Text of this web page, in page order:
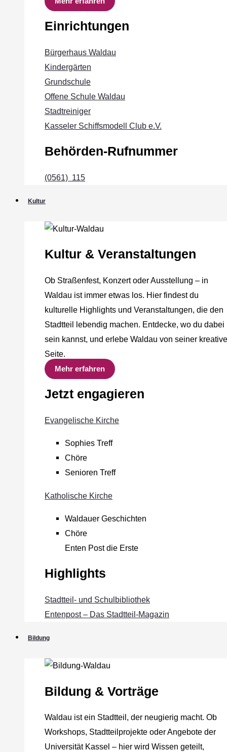
Einrichtungen
Bürgerhaus Waldau
Kindergärten
Grundschule
Offene Schule Waldau
Stadtreiniger
Kasseler Schiffsmodell Club e.V.
Behörden-Rufnummer
(0561) 115
Kultur
Kultur & Veranstaltungen
Ob Straßenfest, Konzert oder Ausstellung – in
Waldau ist immer etwas los. Hier findest du
kulturelle Highlights und Veranstaltungen, die den
Stadtteil lebendig machen. Entdecke, wo du dabei
sein kannst, und erlebe Waldau von seiner
Seite.
Mehr erfahren
Jetzt engagieren
Evangelische Kirche
Sophies Treff
Chöre
Senioren Treff
Katholische Kirche
Waldauer Geschichten
Chöre
Enten Post die Erste
Highlights
Stadtteil- und Schulbibliothek
Entenpost – Das Stadtteil-Magazin
Bildung
Bildung & Vorträge
Waldau ist ein Stadtteil, der neugierig macht. Ob
Workshops, Stadtteilprojekte oder Angebote der
Universität Kassel – hier wird Wissen geteilt,